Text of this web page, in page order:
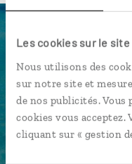
Les cookies sur le
Nous utilisons des
sur notre site et
de nos publicités.
cookies vous acceptez.
cliquant sur « gestion
Luciole,
l'appli qui
Nouvelle-
L’itinéraire